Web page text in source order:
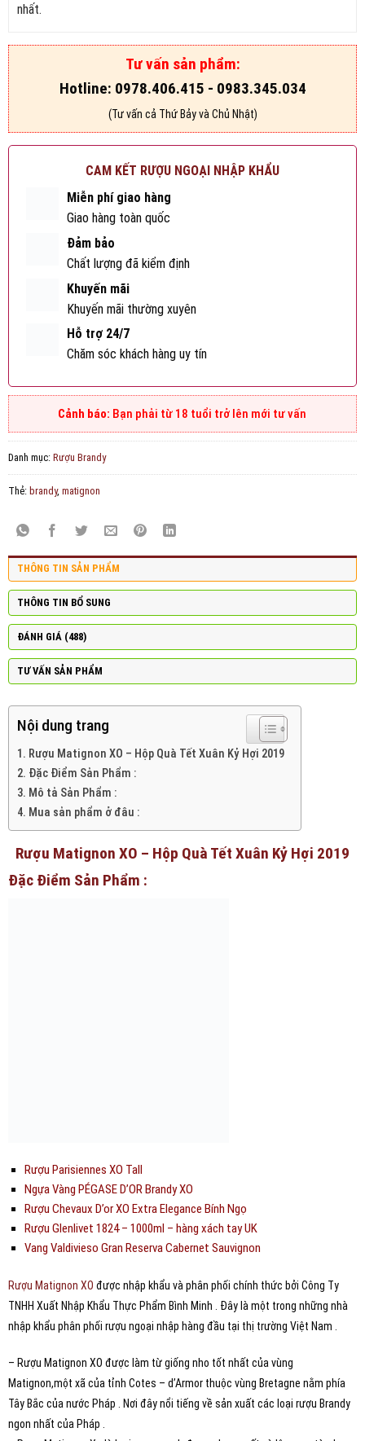
nhất.
Tư vấn sản phẩm:
Hotline: 0978.406.415 - 0983.345.034
(Tư vấn cả Thứ Bảy và Chủ Nhật)
CAM KẾT RƯỢU NGOẠI NHẬP KHẨU
Miễn phí giao hàng
Giao hàng toàn quốc
Đảm bảo
Chất lượng đã kiểm định
Khuyến mãi
Khuyến mãi thường xuyên
Hỗ trợ 24/7
Chăm sóc khách hàng uy tín
Bạn phải từ 18 tuổi trở lên mới tư vấn
Danh mục: Rượu Brandy
Thẻ: brandy, matignon
THÔNG TIN SẢN PHẨM
THÔNG TIN BỔ SUNG
ĐÁNH GIÁ (488)
TƯ VẤN SẢN PHẨM
Nội dung trang
Rượu Matignon XO – Hộp Quà Tết Xuân Kỷ Hợi 2019
Đặc Điểm Sản Phẩm :
Mô tả Sản Phẩm :
Mua sản phẩm ở đâu :
Rượu Matignon XO – Hộp Quà Tết Xuân Kỷ Hợi 2019
Đặc Điểm Sản Phẩm :
Rượu Parisiennes XO Tall
Ngựa Vàng PÉGASE D’OR Brandy XO
Rượu Chevaux D’or XO Extra Elegance Bính Ngọ
Rượu Glenlivet 1824 – 1000ml – hàng xách tay UK
Vang Valdivieso Gran Reserva Cabernet Sauvignon
Rượu Matignon XO được nhập khẩu và phân phối chính thức bởi Công Ty
TNHH Xuất Nhập Khẩu Thực Phẩm Bình Minh . Đây là một trong những nhà
nhập khẩu phân phối rượu ngoại nhập hàng đầu tại thị trường Việt Nam .
– Rượu Matignon XO được làm từ giống nho tốt nhất của vùng
Matignon,một xã của tỉnh Cotes – d’Armor thuộc vùng Bretagne nằm phía
Tây Bắc của nước Pháp . Nơi đây nổi tiếng về sản xuất các loại rượu Brandy
ngon nhất của Pháp .